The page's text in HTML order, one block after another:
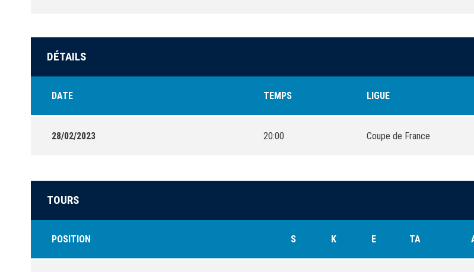
DÉTAILS
DATE TEMPS LIGUE
28/02/2023 20:00 Coupe de France
TOURS
POSITION S K E TA